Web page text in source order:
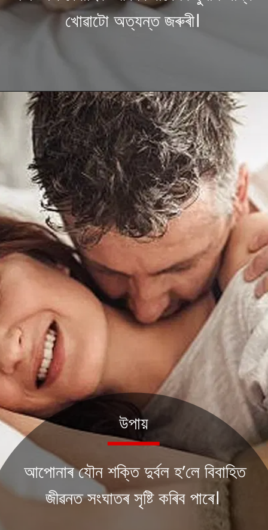
খোৱাটো অত্যন্ত জৰুৰী।
আপোনাৰ যৌন শক্তি দুৰ্বল হ’লে বিবাহিত
জীৱনত সংঘাতৰ সৃষ্টি কৰিব পাৰে।
উপায়